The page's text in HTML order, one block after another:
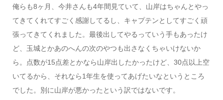
俺らも8ヶ月、今井さんも4年間見ていて、山岸はちゃんとやっ
てきてくれてすごく感謝してるし、キャプテンとしてすごく頑
張ってきてくれました。最後出してやるっていう手もあったけ
ど、玉城とかあのへんの次のやつも出さなくちゃいけないか
ら。点数が15点差とかなら山岸出したかったけど、30点以上空
いてるから、それなら1年生を使ってあげたいなというところ
でした。別に山岸が悪かったという訳ではないです。